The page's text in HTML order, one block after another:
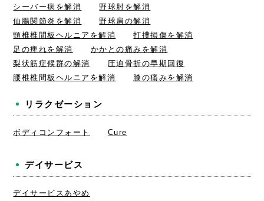
シーバー病を解消
野球肘を解消
仙腸関節炎を解消
野球肩の解消
頸椎椎間板ヘルニアを解消
打撲損傷を解消
足の痺れを解消
かかとの痛みを解消
梨状筋症候群の解消
圧迫骨折の早期回復
腰椎椎間板ヘルニアを解消
膝の痛みを解消
リラクゼーション
ボディコンフォート Cure
デイサービス
デイサービスあやめ